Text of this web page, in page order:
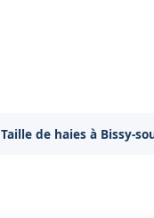
Taille de haies à Bissy-